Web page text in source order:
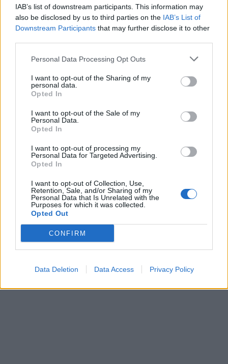
IAB’s list of downstream participants. This information may
also be disclosed by us to third parties on the IAB’s List of
Downstream Participants that may further disclose it to other
Personal Data Processing Opt Outs
I want to opt-out of the Sharing of my
personal data.
Opted In
I want to opt-out of the Sale of my
Personal Data.
Opted In
I want to opt-out of processing my
Personal Data for Targeted Advertising.
Opted In
I want to opt-out of Collection, Use,
Retention, Sale, and/or Sharing of my
Personal Data that Is Unrelated with the
Purposes for which it was collected.
Opted Out
CONFIRM
Data Deletion Data Access Privacy Policy
zdroj:Sovkusom.ru
Prečítajte si aj
Dôverujte si, rozprávajte sa a užívajte si: 6 tipov, ako mať z intímneho zblíženia
intenzívnejší pôžitok
22. septembra 2025
29. januára 2025